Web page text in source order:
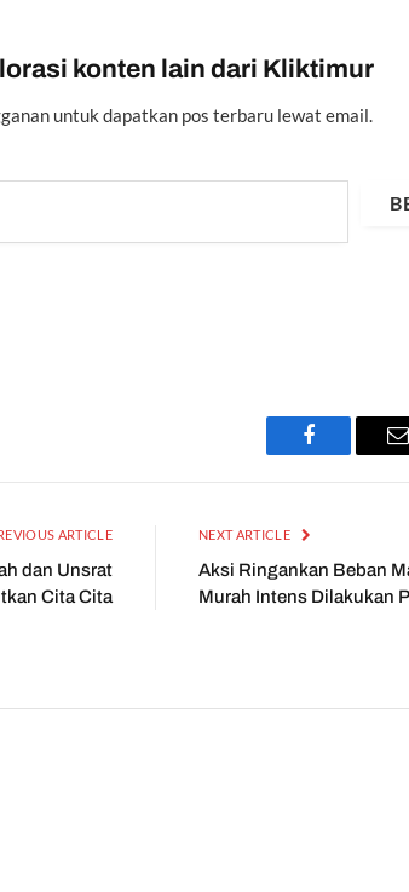
konten lain dari Kliktimur
untuk dapatkan pos terbaru lewat email.
Facebook
ARTICLE
dan Unsrat
Cita Cita
NEXT ARTICLE
Aksi Ringankan Beban
Murah Intens Dilakukan